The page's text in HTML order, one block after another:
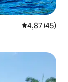
Classificação
4,87 (45)